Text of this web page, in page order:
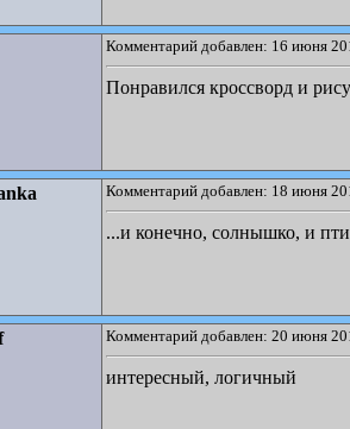
Комментарий добавлен: 16 июня
Понравился кроссворд и
Комментарий добавлен: 18 июня
...и конечно, солнышко, и
Комментарий добавлен: 20 июня
интересный, логичный